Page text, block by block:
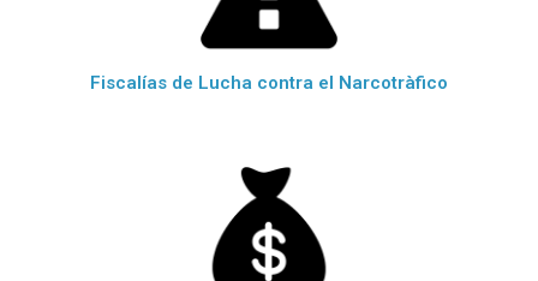
Fiscalías de Lucha contra el Narcotràfico